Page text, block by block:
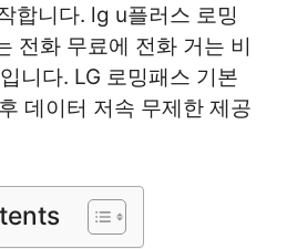
합니다. lg u플러스 로밍
전화 무료에 전화 거는 비
니다. LG 로밍패스 기본
데이터 저속 무제한 제공